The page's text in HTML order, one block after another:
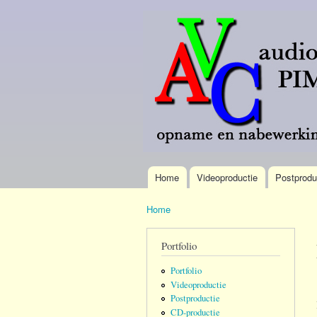
AVC
Pim
Verdonk
omroep-
brede
ervaring.
Hoofdmenu
Home Videoproductie
Home
Portfolio
Portfolio
Videoproductie
Postproductie
CD-productie